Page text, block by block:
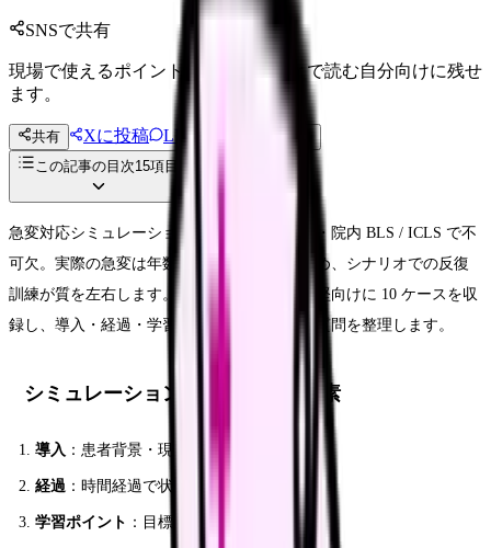
SNSで共有
現場で使えるポイントを、同僚やあとで読む自分向けに残せ
ます。
共有 Xに投稿 LINE
投稿文コピー
この記事の目次15項目
急変対応シミュレーションは新人看護師研修・院内 BLS / ICLS で不
可欠。実際の急変は年数回しか経験しないため、シナリオでの反復
訓練が質を左右します。本記事では新人〜中堅向けに 10 ケースを収
録し、導入・経過・学習ポイント・振り返り質問を整理します。
シミュレーション設計の基本 4 要素
導入 ：患者背景・現病歴・バイタルを提示
経過 ：時間経過で状態変化、判断を迫る
学習ポイント ：目標とする技能・判断